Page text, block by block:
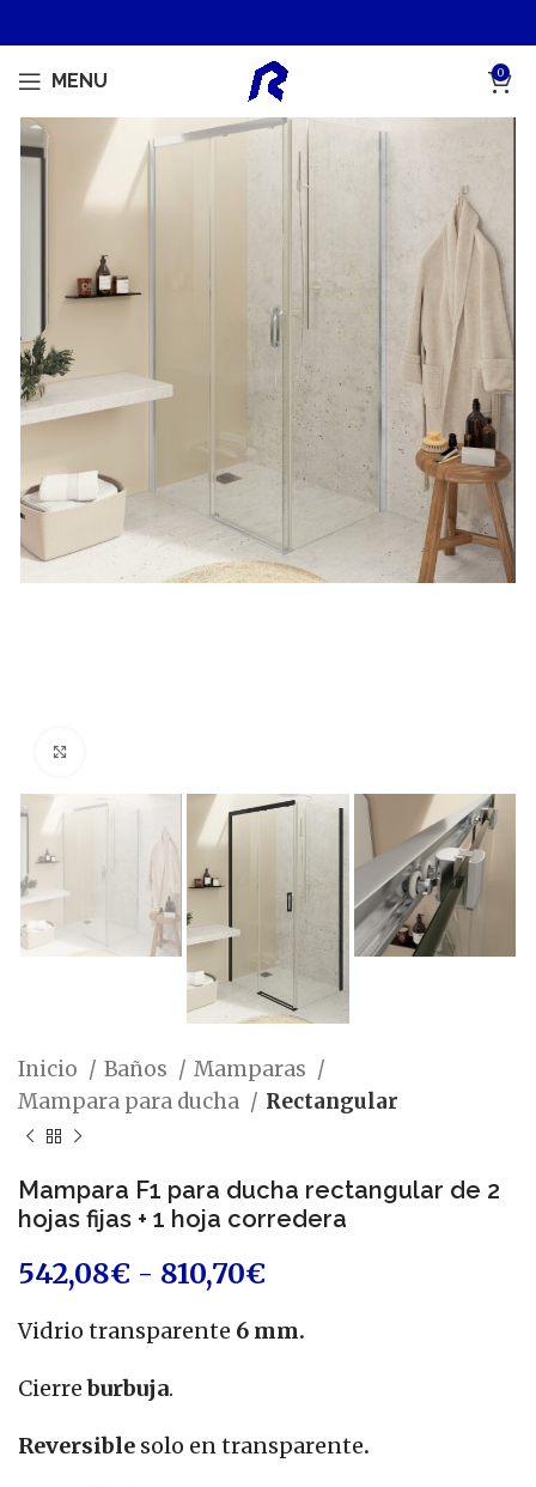
MENU 0
Inicio Baños
Mamparas
Mampara para ducha
Rectangular
Mampara F1 para ducha rectangular de 2
hojas fijas + 1 hoja corredera
542,08€ - 810,70€
Vidrio transparente 6 mm.
Cierreburbuja.
Reversible solo en transparente.